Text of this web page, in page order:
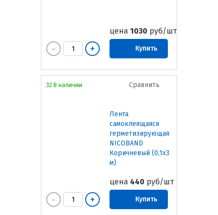
цена 1030 руб/шт
Купить
Сравнить
Лента
самоклеящаяся
герметизирующая
NICOBAND
Коричневый (0,1х3
м)
цена 440 руб/шт
Купить
32 В наличии